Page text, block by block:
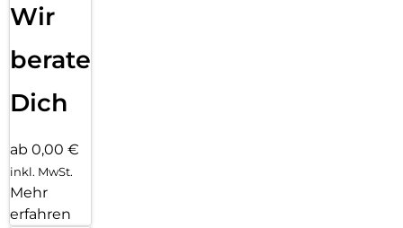
Wir
beraten
Dich
ab 0,00 €
inkl. MwSt.
Mehr
erfahren